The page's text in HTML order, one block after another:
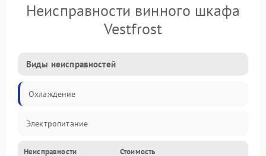
Неисправности винного шкафа
Vestfrost
Виды неисправностей
Охлаждение
Электропитание
Неисправности Стоимость